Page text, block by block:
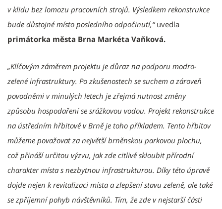
v klidu bez lomozu pracovních strojů. Výsledkem rekonstrukce
bude důstojné místo posledního odpočinutí,“uvedla
primátorka města Brna Markéta Vaňková.
„Klíčovým záměrem projektu je důraz na podporu modro-
zelené infrastruktury. Po zkušenostech se suchem a zároveň
povodněmi v minulých letech je zřejmá nutnost změny
způsobu hospodaření se srážkovou vodou. Projekt rekonstrukce
na ústředním hřbitově v Brně je toho příkladem. Tento hřbitov
můžeme považovat za největší brněnskou parkovou plochu,
což přináší určitou výzvu, jak zde citlivě skloubit přírodní
charakter místa s nezbytnou infrastrukturou. Díky této úpravě
dojde nejen k revitalizaci místa a zlepšení stavu zeleně, ale také
se zpříjemní pohyb návštěvníků. Tím, že zde v nejstarší části